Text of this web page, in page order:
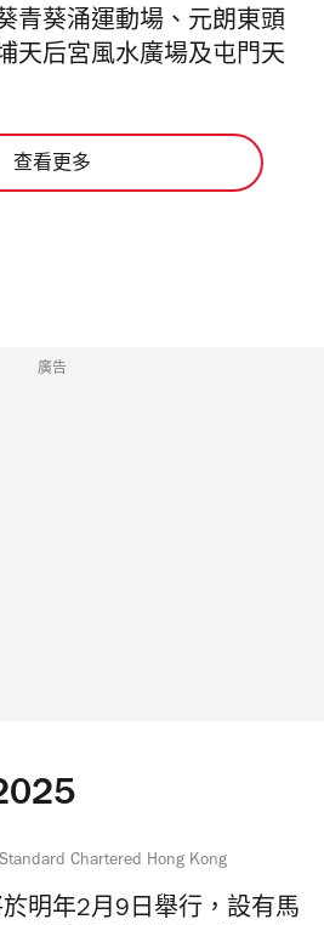
青葵涌運動場、元朗東頭
天后宮風水廣場及屯門天
查看更多
廣告
Chartered Hong Kong
明年2月9日舉行， 設有馬